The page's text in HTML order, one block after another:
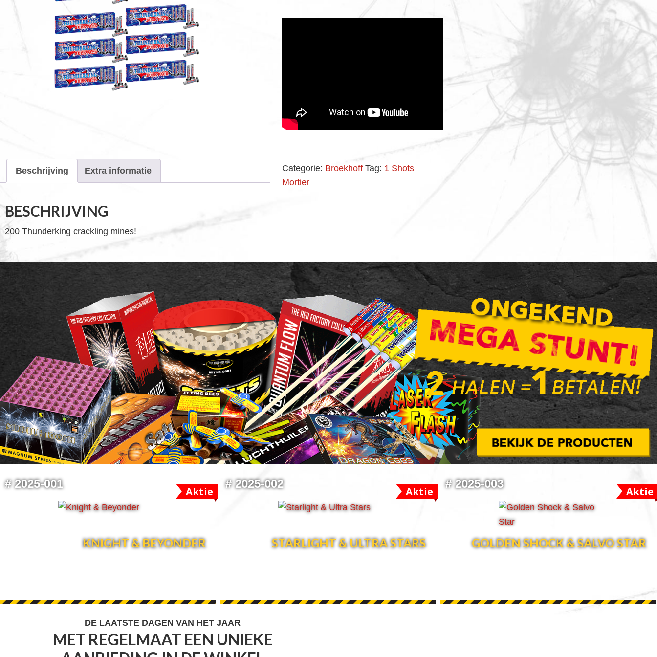
Categorie: Broekhoff Tag: 1 Shots
Mortier
Beschrijving Extra informatie
BESCHRIJVING
200 Thunderking crackling mines!
FOOTER
WIDGET
HEADER
SALE
FOOTER
WIDGET
#2025-001
Aktie
KNIGHT & BEYONDER
#2025-002
Aktie
STARLIGHT & ULTRA STARS
#2025-003
Aktie
GOLDEN SHOCK & SALVO STAR
WIDGET
DE LAATSTE DAGEN VAN HET JAAR
MET REGELMAAT EEN UNIEKE